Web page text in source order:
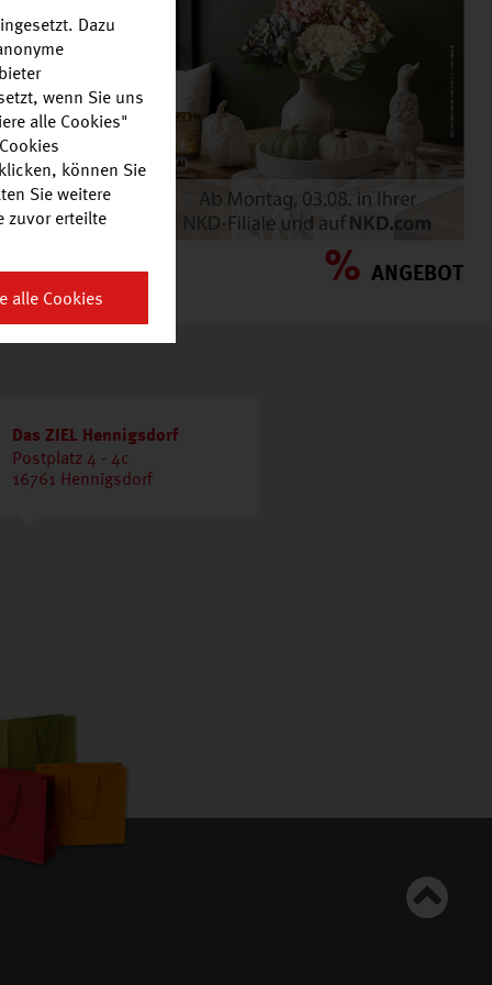
ANGEBOT % ANGEBOT
Das ZIEL Hennigsdorf
Postplatz 4 - 4c
16761 Hennigsdorf
Dazu
wenn Sie uns
alle Cookies"
können Sie
Sie weitere
zuvor erteilte
alle Cookies